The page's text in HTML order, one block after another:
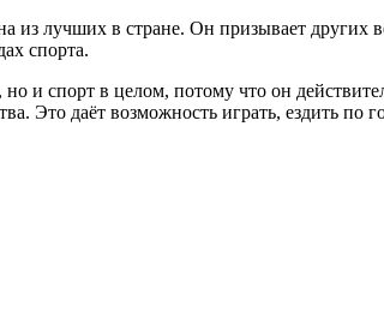
лучших в стране. Он призывает других
спорта.
и спорт в целом, потому что он
Это даёт возможность играть, ездить по